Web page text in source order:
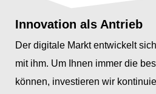
Innovation als Antrieb
Der digitale Markt entwickelt
mit ihm. Um Ihnen immer die
können, investieren wir